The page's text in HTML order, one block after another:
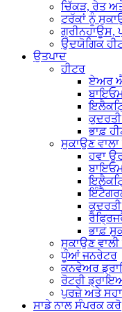
ਚਿੱਕੜ, ਰੇਤ
ਟਰੱਕਾਂ ਨੂੰ
ਗ੍ਰੀਨਹਾਊਸ,
ਉਦਯੋਗਿਕ
ਉਤਪਾਦ
ਹੀਟਰ
ਏਅਰ
ਭਾਫ਼
ਸੁਕਾਉਣ
ਹਵਾ
ਭਾਫ਼
ਸੁਕਾਉਣ
ਧੂੰਆਂ ਜਨਰੇਟਰ
ਕਨਵੇਅਰ
ਰੋਟਰੀ
ਪੁਰਜ਼ੇ ਅਤੇ
ਸਾਡੇ ਨਾਲ ਸੰਪਰਕ ਕਰੋ